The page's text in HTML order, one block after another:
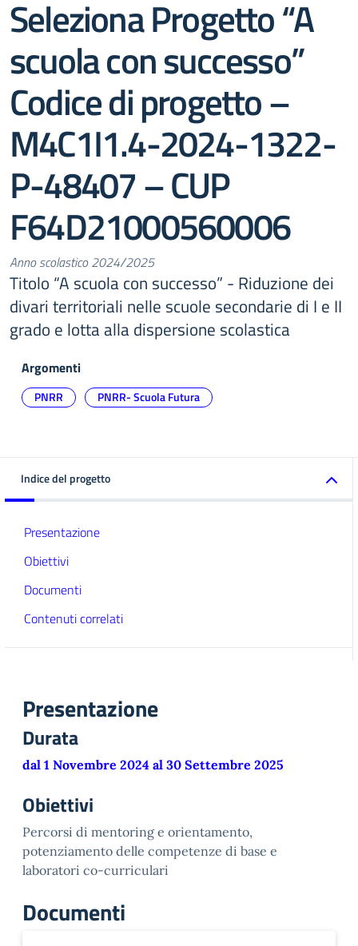
Seleziona Progetto “A
scuola con successo”
Codice di progetto –
M4C1I1.4-2024-1322-
P-48407 – CUP
F64D21000560006
Anno scolastico 2024/2025
Titolo “A scuola con successo” - Riduzione dei
divari territoriali nelle scuole secondarie di I e II
grado e lotta alla dispersione scolastica
Argomenti
PNRR PNRR- Scuola Futura
Indice del progetto
Presentazione
Obiettivi
Documenti
Contenuti correlati
Presentazione
Durata
dal 1 Novembre 2024 al 30 Settembre 2025
Obiettivi
Percorsi di mentoring e orientamento,
potenziamento delle competenze di base e
laboratori co-curriculari
Documenti